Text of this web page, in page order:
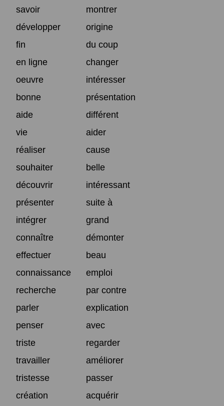
savoir
montrer
développer
origine
fin
du coup
en ligne
changer
oeuvre
intéresser
bonne
présentation
aide
différent
vie
aider
réaliser
cause
souhaiter
belle
découvrir
intéressant
présenter
suite à
intégrer
grand
connaître
démonter
effectuer
beau
connaissance
emploi
recherche
par contre
parler
explication
penser
avec
triste
regarder
travailler
améliorer
tristesse
passer
création
acquérir